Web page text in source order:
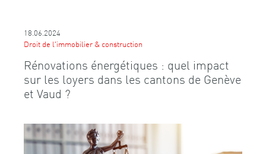
18.06.2024
Droit de l'immobilier & construction
Rénovations énergétiques : quel impact
sur les loyers dans les cantons de Genève
et Vaud ?